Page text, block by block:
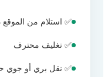
✅ استلام من
✅ تغليف محترف
✅ نقل بري أو